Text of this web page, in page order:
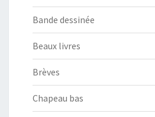
Bande dessinée
Beaux livres
Brèves
Chapeau bas